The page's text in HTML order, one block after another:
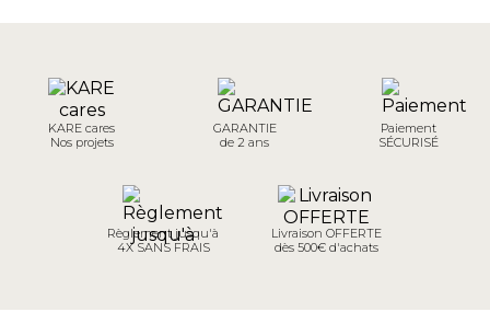
KARE cares
Nos projets
GARANTIE
de 2 ans
Paiement
SÉCURISÉ
Règlement jusqu'à
4X SANS FRAIS
Livraison OFFERTE
dès 500€ d'achats